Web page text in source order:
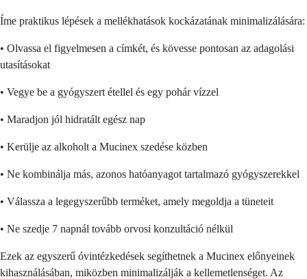
Íme praktikus lépések a mellékhatások kockázatának minimalizálására:
• Olvassa el figyelmesen a címkét, és kövesse pontosan az adagolási
utasításokat
• Vegye be a gyógyszert étellel és egy pohár vízzel
• Maradjon jól hidratált egész nap
• Kerülje az alkoholt a Mucinex szedése közben
• Ne kombinálja más, azonos hatóanyagot tartalmazó gyógyszerekkel
• Válassza a legegyszerűbb terméket, amely megoldja a tüneteit
• Ne szedje 7 napnál tovább orvosi konzultáció nélkül
Ezek az egyszerű óvintézkedések segíthetnek a Mucinex előnyeinek
kihasználásában, miközben minimalizálják a kellemetlenséget. Az